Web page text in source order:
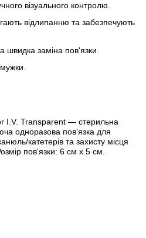
візуального контролю.
відлипанню та забезпечують
швидка заміна пов'язки.
I.V. Transparent — стерильна
одноразова пов'язка для
катетерів та захисту місця
пов'язки: 6 см х 5 см.